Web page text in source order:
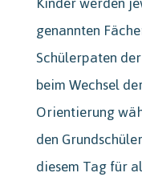
genannten
Schülerpaten
beim Wechsel
Orientierung
den
diesem Tag für